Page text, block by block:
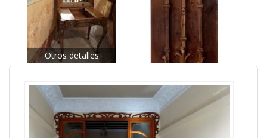
Otros detalles